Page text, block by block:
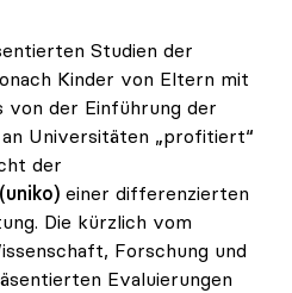
Studien der
Kinder von Eltern mit
von der Einführung der
Universitäten „profitiert“
der
einer differenzierten
Die kürzlich vom
Forschung und
Evaluierungen